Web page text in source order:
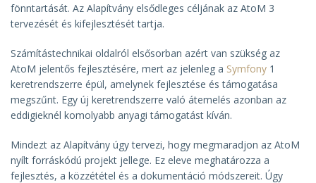
fönntartását. Az Alapítvány elsődleges céljának az AtoM 3
tervezését és kifejlesztését tartja.
Számítástechnikai oldalról elsősorban azért van szükség az
AtoM jelentős fejlesztésére, mert az jelenleg a Symfony 1
keretrendszerre épül, amelynek fejlesztése és támogatása
megszűnt. Egy új keretrendszerre való átemelés azonban az
eddigieknél komolyabb anyagi támogatást kíván.
Mindezt az Alapítvány úgy tervezi, hogy megmaradjon az AtoM
nyílt forráskódú projekt jellege. Ez eleve meghatározza a
fejlesztés, a közzététel és a dokumentáció módszereit. Úgy